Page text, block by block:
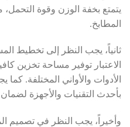
يتمتع بخفة الوزن وقوة التحمل،
المطابخ.
ثانياً، يجب النظر إلى تخطيط
الاعتبار توفير مساحة تخزين
الأدوات والأواني المختلفة.
بأحدث التقنيات والأجهزة لضمان
وأخيراً، يجب النظر في تصميم